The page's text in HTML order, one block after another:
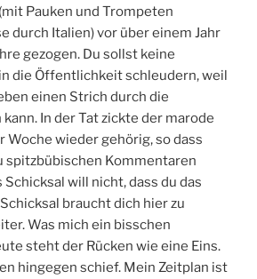
Pauken und Trompeten
durch Italien) vor über einem Jahr
gezogen. Du sollst keine
die Öffentlichkeit schleudern, weil
einen Strich durch die
In der Tat zickte der marode
Woche wieder gehörig, so dass
spitzbübischen Kommentaren
Schicksal will nicht, dass du das
braucht dich hier zu
Was mich ein bisschen
steht der Rücken wie eine Eins.
hingegen schief. Mein Zeitplan ist